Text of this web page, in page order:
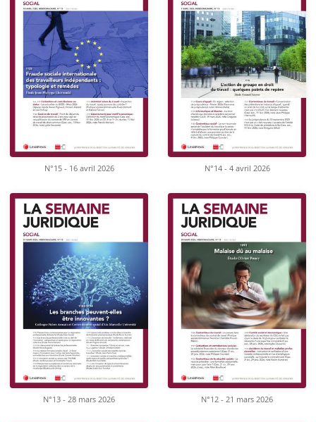
N°15 - 16 avril 2026 N°14 - 4 avril 2026
N°13 - 28 mars 2026 N°12 - 21 mars 2026